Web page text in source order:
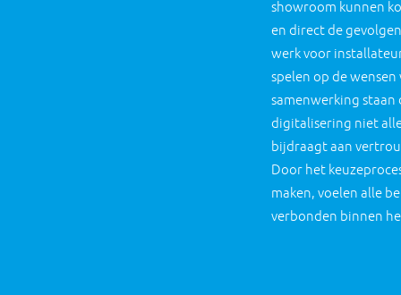
showroom kunnen
en direct de
werk voor
spelen op de
samenwerking staan
digitalisering niet
bijdraagt aan
Door het
maken, voelen alle
verbonden binnen